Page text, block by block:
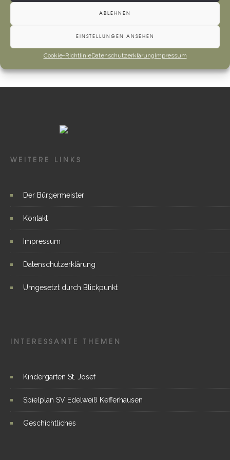
ABLEHNEN
EINSTELLUNGEN ANSEHEN
Cookie-RichtlinieDatenschutzerklärungImpressum
WEITERE LINKS
Der Bürgermeister
Kontakt
Impressum
Datenschutzerklärung
Umgesetzt durch Blickpunkt
INTERESSANTE THEMEN
Kindergarten St. Josef
Spielplan SV Edelweiß Kefferhausen
Geschichtliches